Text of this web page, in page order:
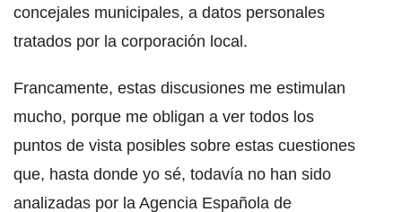
concejales municipales, a datos personales
tratados por la corporación local.
Francamente, estas discusiones me estimulan
mucho, porque me obligan a ver todos los
puntos de vista posibles sobre estas cuestiones
que, hasta donde yo sé, todavía no han sido
analizadas por la Agencia Española de